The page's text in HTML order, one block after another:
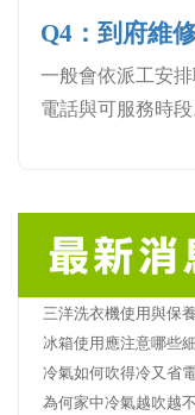
Q4：到府維
一般會依派工安
電話與可服務時段
三洋洗衣機使用與保
冰箱使用應注意哪些
冷氣如何吹得冷又省
為何家中冷氣越吹越